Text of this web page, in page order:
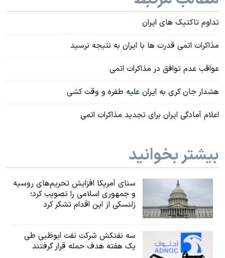
تداوم تاکتیک های ایران
مذاکرات اتمی قدرت ها با ایران به نتیجه نرسید
عواقب عدم توافق در مذاکرات اتمی
هشدار جان کری به ایران علیه طفره و وقت کشی
اعلام آمادگی ایران برای تجدید مذاکرات اتمی
بیشتر بخوانید
سنای آمریکا افزایش تحریم‌های روسیه
و جمهوری اسلامی را تصویب کرد؛
زلنسکی از این اقدام تشکر کرد
سه نفتکش شرکت نفت ابوظبی طی
یک هفته هدف حمله قرار گرفتند